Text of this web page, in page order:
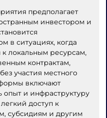
предполагает
инвестором и
в ситуациях, когда
к локальным ресурсам,
контрактам,
участия местного
включают
опыт и инфраструктуру
доступ к
субсидиям и другим